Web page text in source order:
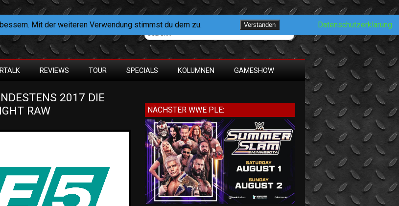
REVIEWS TOUR SPECIALS KOLUMNEN GAMESHOW
2017 DIE
RAW
NÄCHSTER WWE PLE:
Mit der weiteren Verwendung stimmst du dem zu. Verstanden Datenschutzerklärung